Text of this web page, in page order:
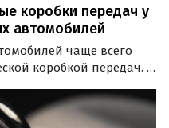
коробки передач у
автомобилей
чаще всего
коробкой передач. К
с пробегом на
по апрель текущего